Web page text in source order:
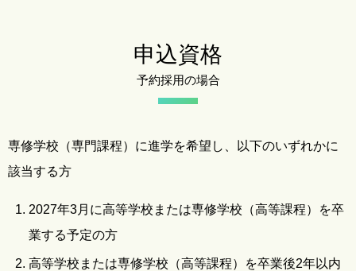
申込資格
予約採用の場合
専修学校（専門課程）に進学を希望し、以下のいずれかに
該当する方
2027年3月に高等学校または専修学校（高等課程）を卒
業する予定の方
高等学校または専修学校（高等課程）を卒業後2年以内